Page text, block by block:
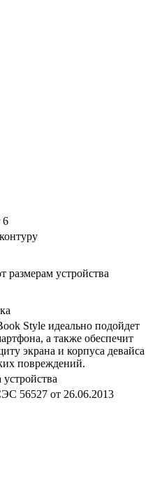
6
размерам устройства
Style идеально подойдет
а также обеспечит
экрана и корпуса девайса
повреждений.
56527 от 26.06.2013